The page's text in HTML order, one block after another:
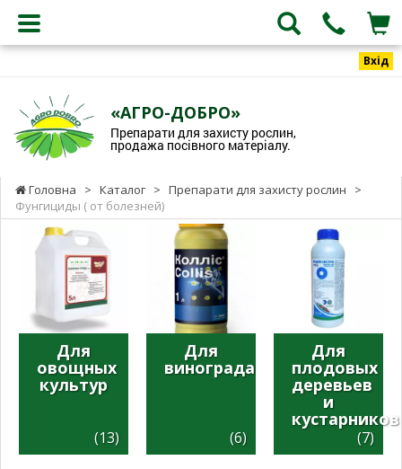
Вхід
«АГРО-ДОБРО»
Препарати для захисту рослин,
продажа посівного матеріалу.
Головна > Каталог > Препарати для захисту рослин
>
Фунгициды ( от болезней)
Для
овощных
культур
(13)
Для
винограда
(6)
Для
плодовых
деревьев
и
кустарников
(7)